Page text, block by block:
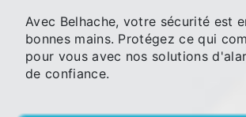
Avec Belhache, votre sécurité est
bonnes mains. Protégez ce qui
pour vous avec nos solutions
de confiance.